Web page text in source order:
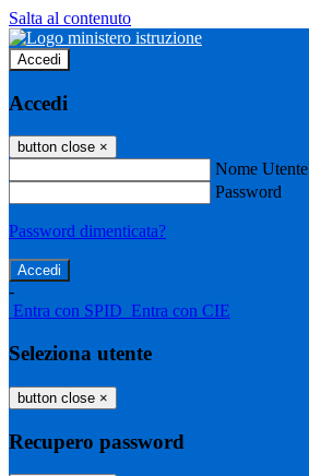
Salta al contenuto
Accedi
Accedi
button close ×
Nome Utente
Password
Password dimenticata?
-
Entra con SPID Entra con CIE
Seleziona utente
button close ×
Recupero password